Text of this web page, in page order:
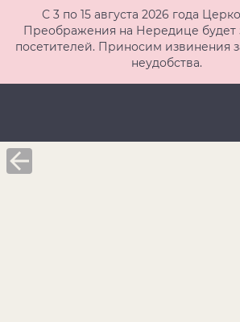
С 3 по 15 августа 2026 года
Преображения на Нередице будет
посетителей. Приносим извинения
неудобства.